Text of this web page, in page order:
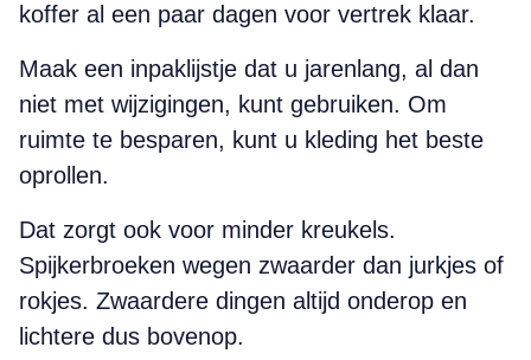
koffer al een paar dagen voor vertrek klaar.
Maak een inpaklijstje dat u jarenlang, al dan
niet met wijzigingen, kunt gebruiken. Om
ruimte te besparen, kunt u kleding het beste
oprollen.
Dat zorgt ook voor minder kreukels.
Spijkerbroeken wegen zwaarder dan jurkjes of
rokjes. Zwaardere dingen altijd onderop en
lichtere dus bovenop.